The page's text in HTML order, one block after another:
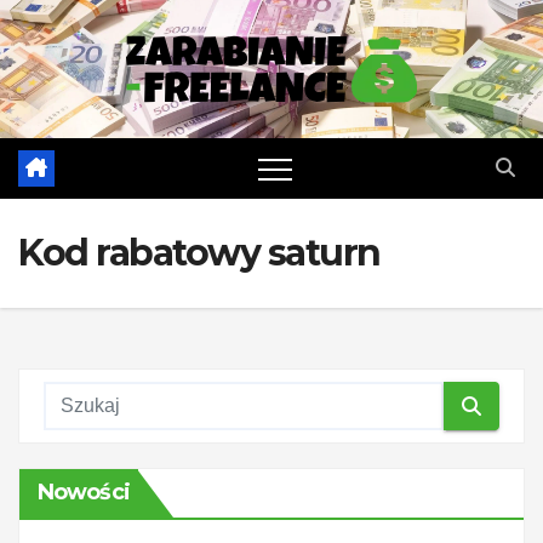
Skip
to
content
Kod rabatowy saturn
Nowości